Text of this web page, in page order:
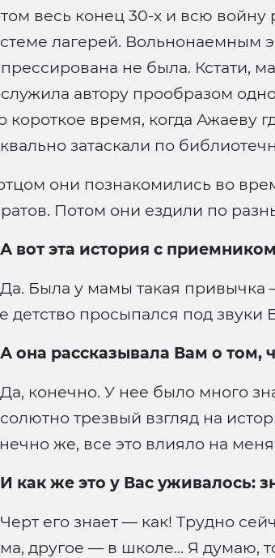
весь конец 30-х и всю
лагерей. Вольнонаемным
не была. Кстати,
автору прообразом
короткое время, когда Ажаеву
затаскали по
они познакомились во
Потом они ездили по
А вот эта история с
Была у мамы такая привычка
детство просыпался под
А она рассказывала Вам о том,
конечно. У нее было много
трезвый взгляд на
же, все это влияло на
как же это у Вас уживалось:
его знает — как! Трудно
другое — в школе... Я думаю,